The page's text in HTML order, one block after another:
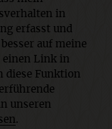
in
erfasst und
auf meine
einen Link in
diese Funktion
unseren
.